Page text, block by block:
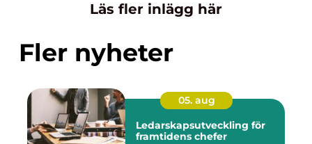
Läs fler inlägg här
Fler nyheter
05. aug
Ledarskapsutveckling för
framtidens chefer